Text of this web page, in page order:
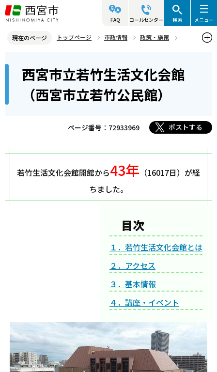
こ
の
ジ
頭
FAQ コールセンター 検索 メニュー
現在のページ トップページ 市政情報
政策・施策
西宮市立若竹生活文化会館
（西宮市立若竹公民館）
ページ番号：72933969 ポストする
若竹生活文化会館開館から43年 （16017日）が経
ちました。
目次
１．若竹生活文化会館とは
２．アクセス
３．基本情報
４．講座・イベント